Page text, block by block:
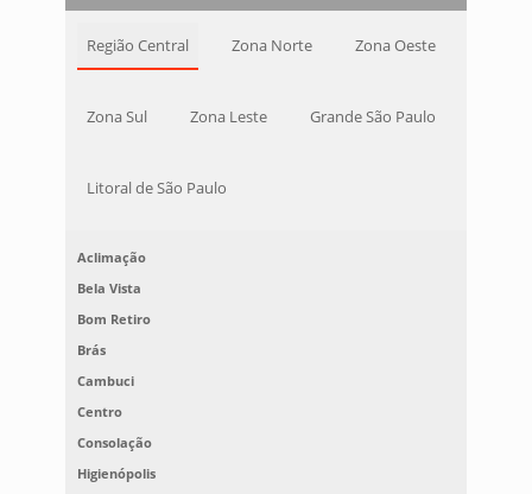
Região Central Zona Norte Zona Oeste
Zona Sul Zona Leste Grande São Paulo
Litoral de São Paulo
Aclimação
Bela Vista
Bom Retiro
Brás
Cambuci
Centro
Consolação
Higienópolis